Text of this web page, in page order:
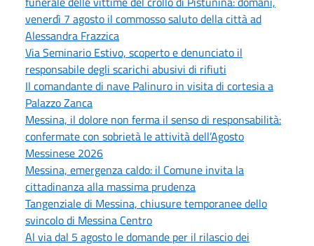
venerdì 7 agosto il commosso saluto della città ad
Alessandra Frazzica
Via Seminario Estivo, scoperto e denunciato il
responsabile degli scarichi abusivi di rifiuti
Il comandante di nave Palinuro in visita di cortesia a
Palazzo Zanca
Messina, il dolore non ferma il senso di responsabilità:
confermate con sobrietà le attività dell’Agosto
Messinese 2026
Messina, emergenza caldo: il Comune invita la
cittadinanza alla massima prudenza
Tangenziale di Messina, chiusure temporanee dello
svincolo di Messina Centro
Al via dal 5 agosto le domande per il rilascio dei